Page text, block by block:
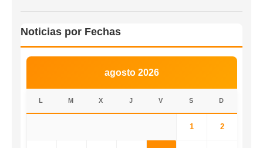
Noticias por Fechas
agosto 2026
L M X J V S D
1 2